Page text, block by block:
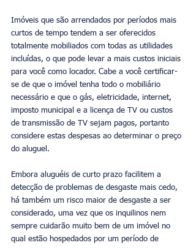
Imóveis que são arrendados por períodos mais
curtos de tempo tendem a ser oferecidos
totalmente mobiliados com todas as utilidades
incluídas, o que pode levar a mais custos iniciais
para você como locador. Cabe a você certificar-
se de que o imóvel tenha todo o mobiliário
necessário e que o gás, eletricidade, internet,
imposto municipal e a licença de TV ou custos
de transmissão de TV sejam pagos, portanto
considere estas despesas ao determinar o preço
do aluguel.
Embora aluguéis de curto prazo facilitem a
detecção de problemas de desgaste mais cedo,
há também um risco maior de desgaste a ser
considerado, uma vez que os inquilinos nem
sempre cuidarão muito bem de um imóvel no
qual estão hospedados por um período de